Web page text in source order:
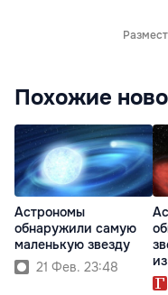
Похожие
Астрономы
обнаружили самую
маленькую звезду
21 Фев. 23:48